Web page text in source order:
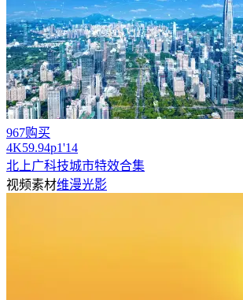
967购买
4K59.94p1'14
北上广科技城市特效合集
视频素材维漫光影